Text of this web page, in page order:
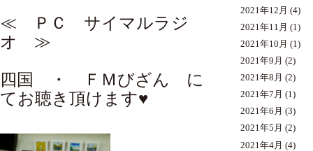
≪ ＰＣ サイマルラジ
オ ≫
四国 ・ ＦＭびざん に
てお聴き頂けます♥
2021年12月 (4)
2021年11月 (1)
2021年10月 (1)
2021年9月 (2)
2021年8月 (2)
2021年7月 (1)
2021年6月 (3)
2021年5月 (2)
2021年4月 (4)